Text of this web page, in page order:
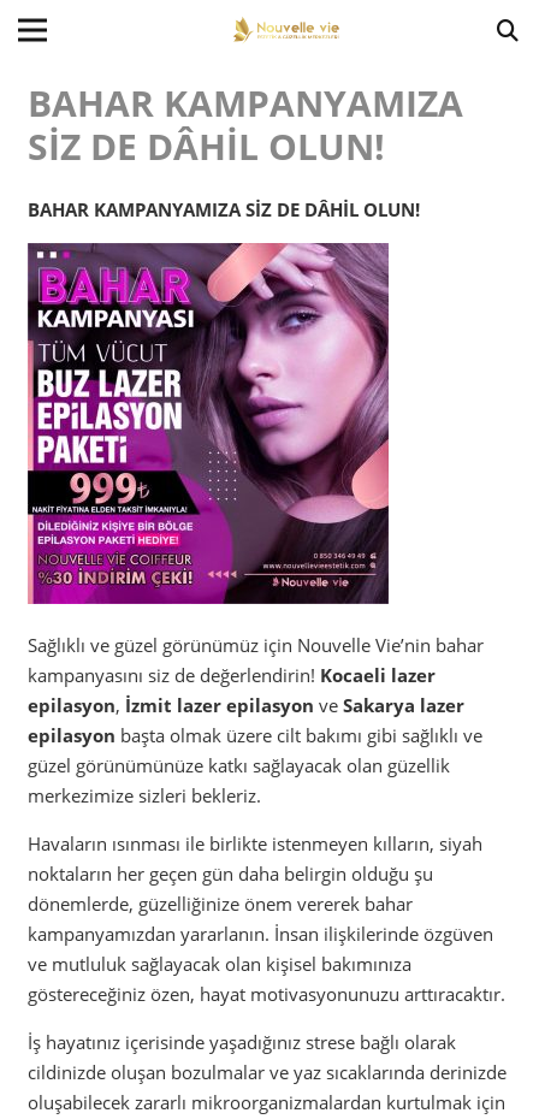
BAHAR KAMPANYAMIZA
SİZ DE DÂHİL OLUN!
BAHAR KAMPANYAMIZA SİZ DE DÂHİL OLUN!
Sağlıklı ve güzel görünümüz için Nouvelle Vie’nin bahar
kampanyasını siz de değerlendirin! Kocaeli lazer
epilasyon, İzmit lazer epilasyon ve Sakarya lazer
epilasyon başta olmak üzere cilt bakımı gibi sağlıklı ve
güzel görünümünüze katkı sağlayacak olan güzellik
merkezimize sizleri bekleriz.
Havaların ısınması ile birlikte istenmeyen kılların, siyah
noktaların her geçen gün daha belirgin olduğu şu
dönemlerde, güzelliğinize önem vererek bahar
kampanyamızdan yararlanın. İnsan ilişkilerinde özgüven
ve mutluluk sağlayacak olan kişisel bakımınıza
göstereceğiniz özen, hayat motivasyonunuzu arttıracaktır.
İş hayatınız içerisinde yaşadığınız strese bağlı olarak
cildinizde oluşan bozulmalar ve yaz sıcaklarında derinizde
oluşabilecek zararlı mikroorganizmalardan kurtulmak için